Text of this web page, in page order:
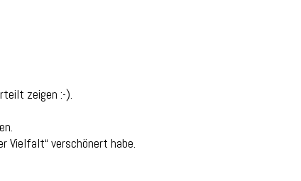
zeigen :-).
Vielfalt“ verschönert habe.